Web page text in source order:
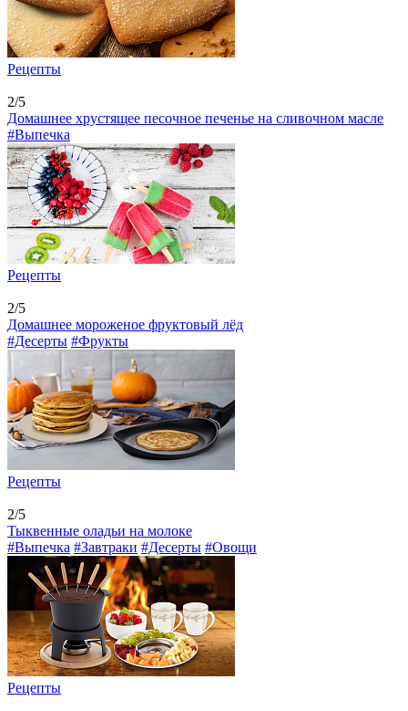
Рецепты
2/5
Домашнее хрустящее песочное печенье на сливочном масле
#Выпечка
Рецепты
2/5
Домашнее мороженое фруктовый лёд
#Десерты #Фрукты
Рецепты
2/5
Тыквенные оладьи на молоке
#Выпечка #Завтраки #Десерты #Овощи
Рецепты